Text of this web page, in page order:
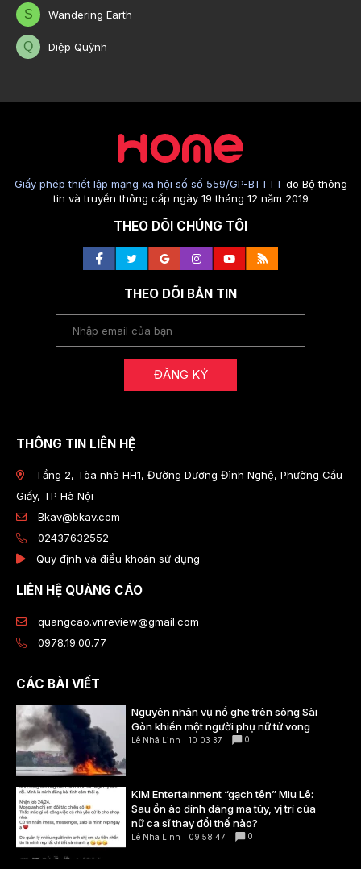
S Wandering Earth
Q Diệp Quỳnh
Giấy phép thiết lập mạng xã hội số số 559/GP-BTTTT do Bộ thông
tin và truyền thông cấp ngày 19 tháng 12 năm 2019
THEO DÕI CHÚNG TÔI
THEO DÕI BẢN TIN
ĐĂNG KÝ
THÔNG TIN LIÊN HỆ
Tầng 2, Tòa nhà HH1, Đường Dương Đình Nghệ, Phường Cầu
Giấy, TP Hà Nội
Bkav@bkav.com
02437632552
Quy định và điều khoản sử dụng
LIÊN HỆ QUẢNG CÁO
quangcao.vnreview@gmail.com
0978.19.00.77
CÁC BÀI VIẾT
Nguyên nhân vụ nổ ghe trên sông Sài
Gòn khiến một người phụ nữ tử vong
Lê Nhã Linh 10:03:37 0
KIM Entertainment “gạch tên” Miu Lê:
Sau ồn ào dính dáng ma túy, vị trí của
nữ ca sĩ thay đổi thế nào?
Lê Nhã Linh 09:58:47 0